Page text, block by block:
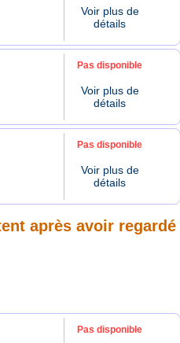
Voir plus de
détails
Pas disponible
Voir plus de
détails
Pas disponible
Voir plus de
détails
après avoir regardé
Pas disponible